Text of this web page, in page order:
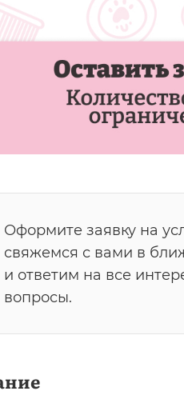
Оформите заявку на
свяжемся с вами в
и ответим на все
вопросы.